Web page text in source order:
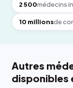
2 500médecins
10 millionsde
Autres
disponibles